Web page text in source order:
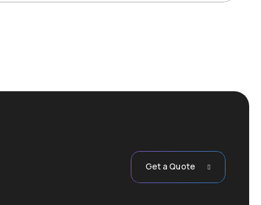
Get a Quote